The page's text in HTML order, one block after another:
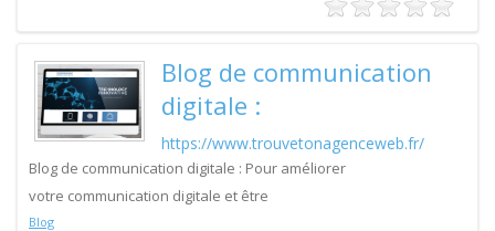
Blog de communication
digitale :
https://www.trouvetonagenceweb.fr/
Blog de communication digitale : Pour améliorer
votre communication digitale et être
Blog